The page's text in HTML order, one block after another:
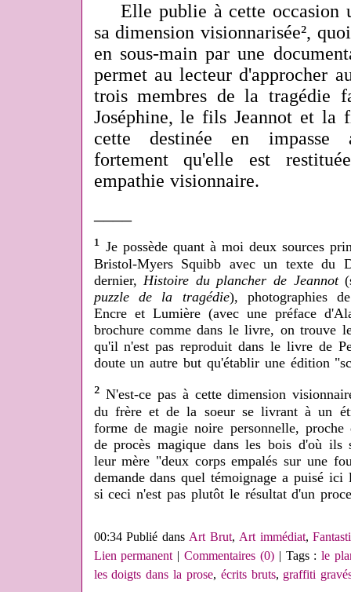
Elle publie à cette occasion
sa dimension visionnarisée²,
en sous-main par une
permet au lecteur d'approcher
trois membres de la tragédie
Joséphine, le fils Jeannot et la
cette destinée en impasse
fortement qu'elle est
empathie visionnaire.
¹ Je possède quant à moi deux sources
Bristol-Myers Squibb avec un texte du
dernier,Histoire du plancher de Jeannot
puzzle de la tragédie), photographies
Encre et Lumière (avec une préface
brochure comme dans le livre, on trouve
qu'il n'est pas reproduit dans le livre de
doute un autre but qu'établir une édition
²N'est-ce pas à cette dimension
du frère et de la soeur se livrant à un
forme de magie noire personnelle,
de procès magique dans les bois d'où ils
leur mère "deux corps empalés sur une
demande dans quel témoignage a puisé
si ceci n'est pas plutôt le résultat d'un
00:34 Publié dansArt Brut, Art immédiat,
Lien permanent|Commentaires (0)| Tags :le
les doigts dans la prose, écrits bruts, graffiti